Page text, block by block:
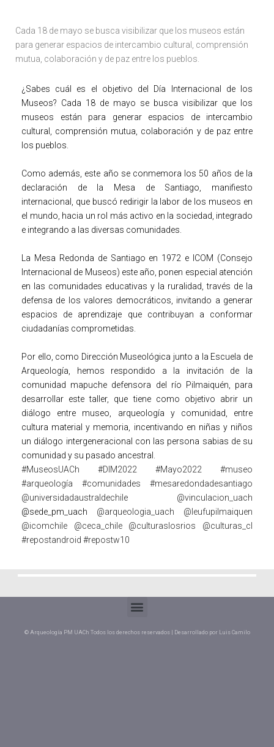
Cada 18 de mayo se busca visibilizar que los museos están
para generar espacios de intercambio cultural, comprensión
mutua, colaboración y de paz entre los pueblos.
¿Sabes cuál es el objetivo del Día Internacional de los
Museos? Cada 18 de mayo se busca visibilizar que los
museos están para generar espacios de intercambio
cultural, comprensión mutua, colaboración y de paz entre
los pueblos.
Como además, este año se conmemora los 50 años de la
declaración de la Mesa de Santiago, manifiesto
internacional, que buscó redirigir la labor de los museos en
el mundo, hacia un rol más activo en la sociedad, integrado
e integrando a las diversas comunidades.
La Mesa Redonda de Santiago en 1972 e ICOM (Consejo
Internacional de Museos) este año, ponen especial atención
en las comunidades educativas y la ruralidad, través de la
defensa de los valores democráticos, invitando a generar
espacios de aprendizaje que contribuyan a conformar
ciudadanías comprometidas.
Por ello, como Dirección Museológica junto a la Escuela de
Arqueología, hemos respondido a la invitación de la
comunidad mapuche defensora del río Pilmaiquén, para
desarrollar este taller, que tiene como objetivo abrir un
diálogo entre museo, arqueología y comunidad, entre
cultura material y memoria, incentivando en niñas y niños
un diálogo intergeneracional con las persona sabias de su
comunidad y su pasado ancestral.
#MuseosUACh
#DIM2022 #Mayo2022
#museo
#arqueología
#comunidades
#mesaredondadesantiago
@universidadaustraldechile
@vinculacion_uach
@sede_pm_uach @arqueologia_uach
@leufupilmaiquen
@icomchile
@ceca_chile @culturaslosrios
@culturas_cl
#repostandroid #repostw10
© Arqueología PM UACh Todos los derechos reservados | Desarrollado por Luis Camilo